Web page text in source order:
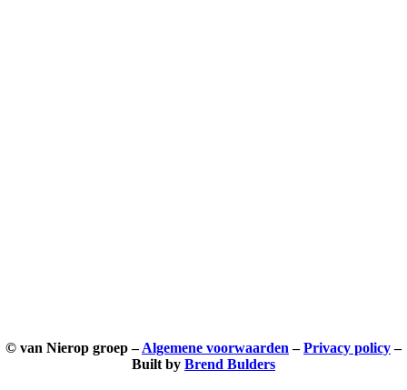
© van Nierop groep –Algemene voorwaarden –Privacy policy–
Built by Brend Bulders